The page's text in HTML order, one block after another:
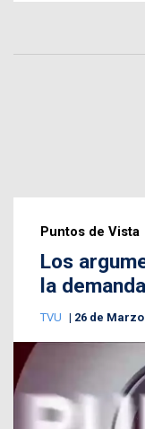
Puntos de Vista
Los
la
TVU 26 de Marzo